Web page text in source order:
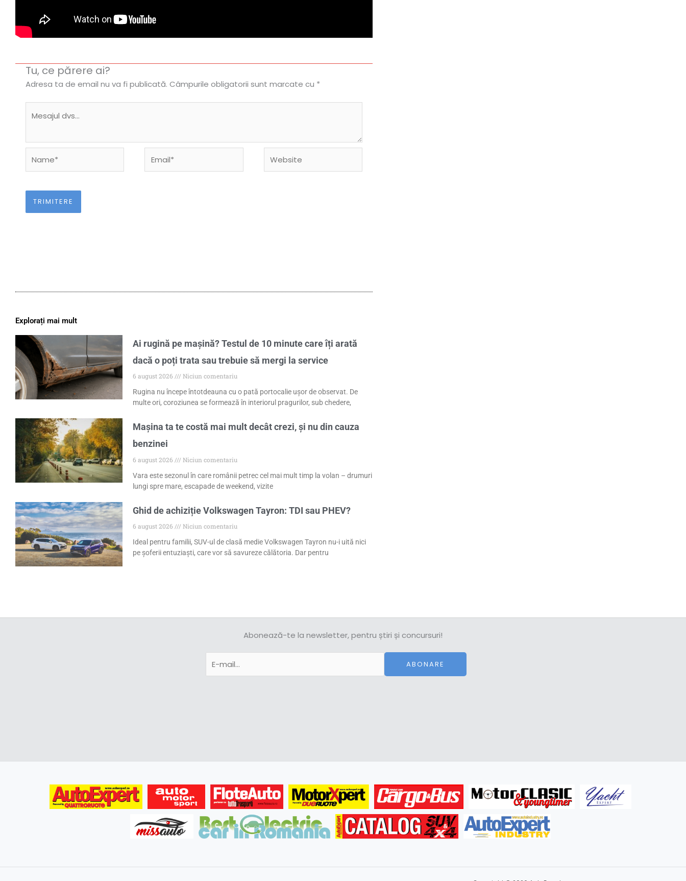
Tu, ce părere ai?
Adresa ta de email nu va fi publicată. Câmpurile obligatorii sunt marcate cu *
Explorați mai mult
Ai rugină pe mașină? Testul de 10 minute care îți arată
dacă o poți trata sau trebuie să mergi la service
6 august 2026
Niciun comentariu
Rugina nu începe întotdeauna cu o pată portocalie ușor de observat. De
multe ori, coroziunea se formează în interiorul pragurilor, sub chedere,
Mașina ta te costă mai mult decât crezi, și nu din cauza
benzinei
6 august 2026
Niciun comentariu
Vara este sezonul în care românii petrec cel mai mult timp la volan – drumuri
lungi spre mare, escapade de weekend, vizite
Ghid de achiziție Volkswagen Tayron: TDI sau PHEV?
6 august 2026
Niciun comentariu
Ideal pentru familii, SUV-ul de clasă medie Volkswagen Tayron nu-i uită nici
pe șoferii entuziaști, care vor să savureze călătoria. Dar pentru
Abonează-te la newsletter, pentru știri și concursuri!
ABONARE